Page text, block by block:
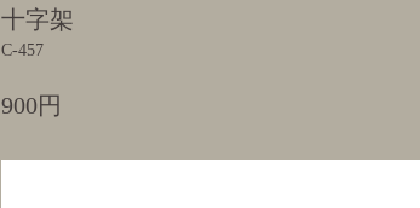
十字架
C-457
900円